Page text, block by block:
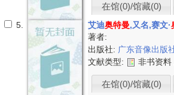
在馆(0)/馆藏(0)
5. 艾迪奥特曼,又名,赛文·
著者:
出版社: 广东音像出版
文献类型:
非书资料
在馆(0)/馆藏(0)